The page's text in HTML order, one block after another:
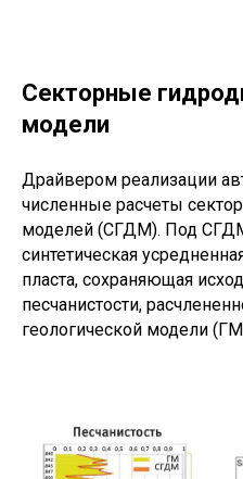
Секторные
модели
Драйвером реализации
численные расчеты
моделей (СГДМ). Под
синтетическая
пласта, сохраняющая
песчанистости,
геологической модели